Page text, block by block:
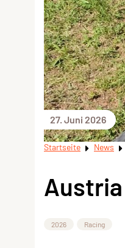
27. Juni 2026
Startseite News
2026 Racing